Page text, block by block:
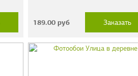
189.00руб Заказать